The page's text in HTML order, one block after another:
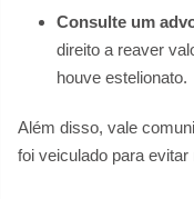
Consulte um
direito a reaver
houve estelionato.
Além disso, vale
foi veiculado para